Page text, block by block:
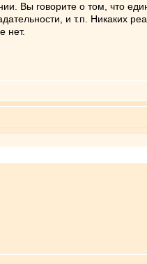
Вы говорите о том, что
и т.п. Никаких
нет.